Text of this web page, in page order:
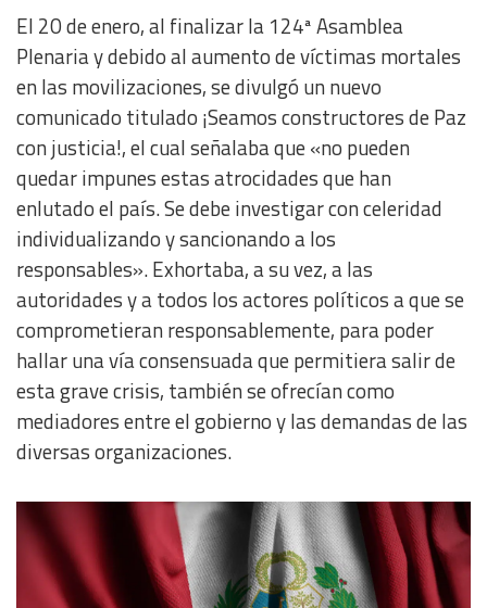
El 20 de enero, al finalizar la 124ª Asamblea
Plenaria y debido al aumento de víctimas mortales
en las movilizaciones, se divulgó un nuevo
comunicado titulado ¡Seamos constructores de Paz
con justicia!, el cual señalaba que «no pueden
quedar impunes estas atrocidades que han
enlutado el país. Se debe investigar con celeridad
individualizando y sancionando a los
responsables». Exhortaba, a su vez, a las
autoridades y a todos los actores políticos a que se
comprometieran responsablemente, para poder
hallar una vía consensuada que permitiera salir de
esta grave crisis, también se ofrecían como
mediadores entre el gobierno y las demandas de las
diversas organizaciones.